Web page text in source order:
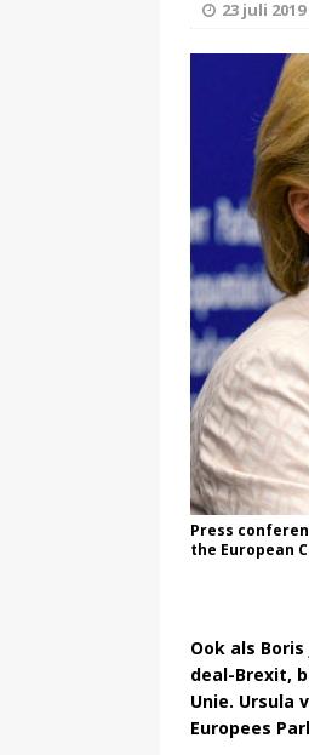
23 juli 2019
Press
the European
Ook als
deal-Brexit,
Unie. Ursula
Europees